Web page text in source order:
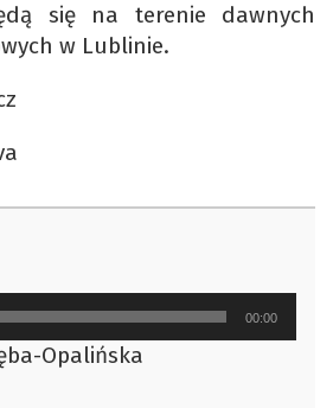
się na terenie dawnych
w Lublinie.
00:00
Opalińska